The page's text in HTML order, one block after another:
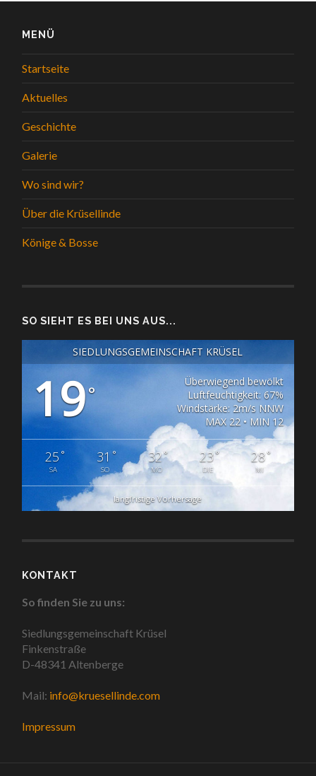
MENÜ
Startseite
Aktuelles
Geschichte
Galerie
Wo sind wir?
Über die Krüsellinde
Könige & Bosse
SO SIEHT ES BEI UNS AUS...
SIEDLUNGSGEMEINSCHAFT KRÜSEL
19°
Überwiegend bewölkt
Luftfeuchtigkeit: 67%
Windstärke: 2m/s NNW
MAX 22 • MIN 12
25°
SA
31 °
SO
32°
MO
23°
DIE
28°
MI
langfristige Vorhersage
KONTAKT
So finden Sie zu uns:
Siedlungsgemeinschaft Krüsel
Finkenstraße
D-48341 Altenberge
Mail: info@kruesellinde.com
Impressum